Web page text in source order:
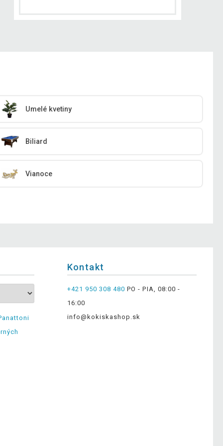
Umelé kvetiny
Biliard
Vianoce
Kontakt
+421 950 308 480 PO - PIA, 08:00 -
16:00
info@kokiskashop.sk